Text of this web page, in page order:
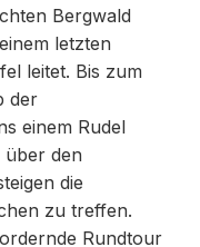
Bergwald
letzten
leitet. Bis zum
der
einem Rudel
über den
die
zu treffen.
Rundtour